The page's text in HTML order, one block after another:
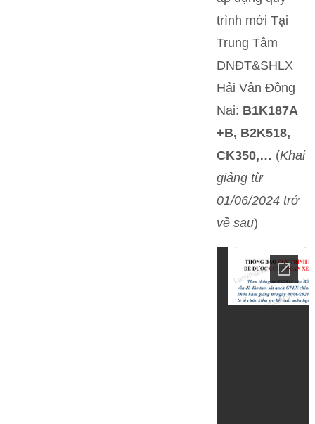
trình mới Tại
Trung Tâm
DNĐT&SHLX
Hải Vân Đồng
Nai: B1K187A
+B, B2K518,
CK350,… (Khai
giảng từ
01/06/2024 trở
về sau)